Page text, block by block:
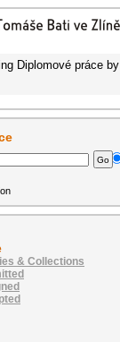
Diplomové práce by
& Collections